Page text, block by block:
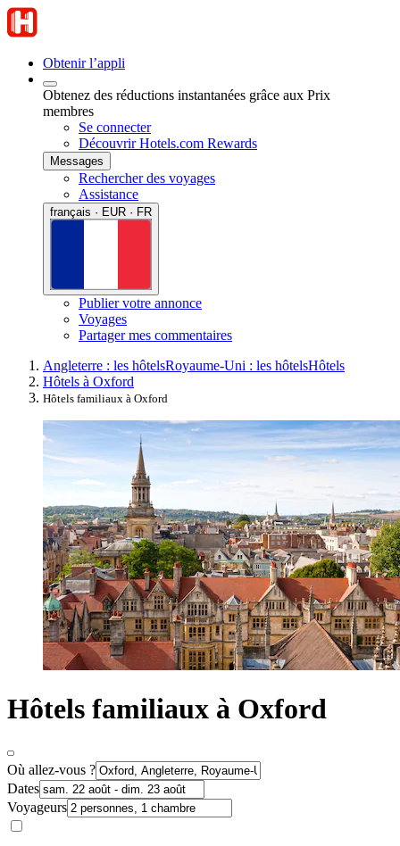
Obtenir l’appli
Obtenez des réductions instantanées grâce aux Prix
membres
Se connecter
Découvrir Hotels.com Rewards
Messages
Rechercher des voyages
Assistance
français · EUR · FR
Publier votre annonce
Voyages
Partager mes commentaires
Angleterre : les hôtelsRoyaume-Uni : les hôtelsHôtels
Hôtels à Oxford
Hôtels familiaux à Oxford
Hôtels familiaux à Oxford
Où allez-vous ?
Dates
Voyageurs